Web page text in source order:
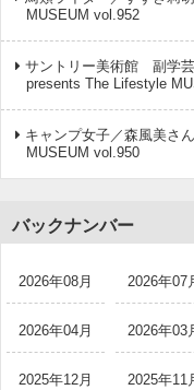
MUSEUM vol.952
サントリー美術館 副学
presents The Lifestyle
キャンプ女子／森風美さ
MUSEUM vol.950
バックナンバー
2026年08月 2026年07
2026年04月 2026年03
2025年12月 2025年11